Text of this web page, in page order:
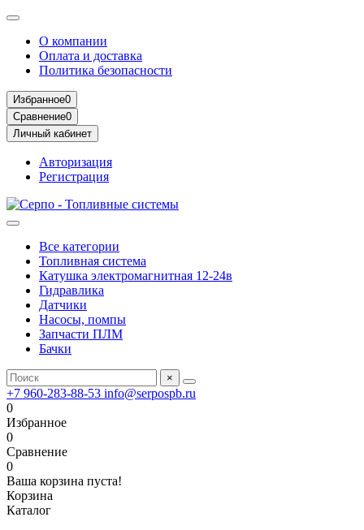
О компании
Оплата и доставка
Политика безопасности
Избранное0
Сравнение0
Личный кабинет
Авторизация
Регистрация
Все категории
Топливная система
Катушка электромагнитная 12-24в
Гидравлика
Датчики
Насосы, помпы
Запчасти ПЛМ
Бачки
×
+7 960-283-88-53 info@serpospb.ru
0
Избранное
0
Сравнение
0
Ваша корзина пуста!
Корзина
Каталог